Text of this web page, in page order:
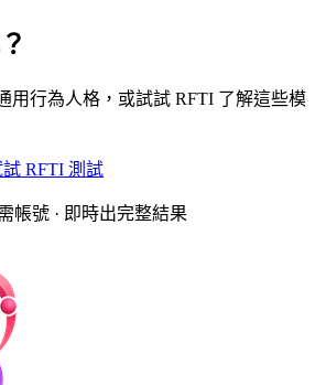
用行為人格，或試試 RFTI 了解這些模
RFTI 測試
帳號 · 即時出完整結果